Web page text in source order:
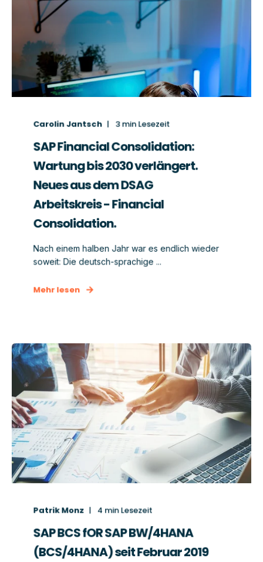
Carolin Jantsch 3min Lesezeit
SAP Financial Consolidation:
Wartung bis 2030 verlängert.
Neues aus dem DSAG
Arbeitskreis - Financial
Consolidation.
Nach einem halben Jahr war es endlich wieder
soweit: Die deutsch-sprachige ...
Mehr lesen
Patrik Monz 4 min Lesezeit
SAP BCS fOR SAP BW/4HANA
(BCS/4HANA) seit Februar 2019